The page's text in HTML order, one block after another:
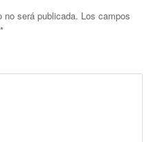
no será publicada. Los campos
*